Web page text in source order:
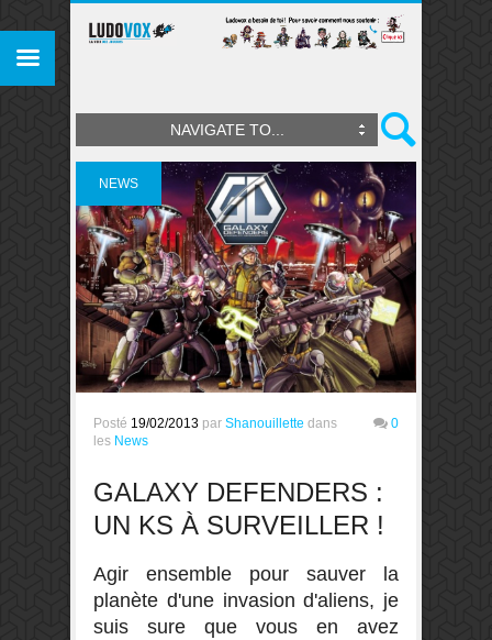
NAVIGATE TO...
NEWS
Posté 19/02/2013 par Shanouillette dans
les News
0
GALAXY DEFENDERS :
UN KS À SURVEILLER !
Agir ensemble pour sauver la
planète d'une invasion d'aliens, je
suis sure que vous en avez